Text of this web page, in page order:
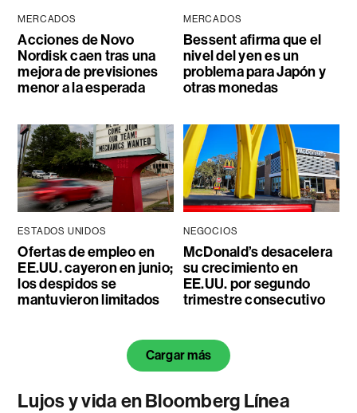
MERCADOS
Acciones de Novo
Nordisk caen tras una
mejora de previsiones
menor a la esperada
MERCADOS
Bessent afirma que el
nivel del yen es un
problema para Japón y
otras monedas
ESTADOS UNIDOS
Ofertas de empleo en
EE.UU. cayeron en junio;
los despidos se
mantuvieron limitados
NEGOCIOS
McDonald’s desacelera
su crecimiento en
EE.UU. por segundo
trimestre consecutivo
Cargar más
Lujos y vida en Bloomberg Línea